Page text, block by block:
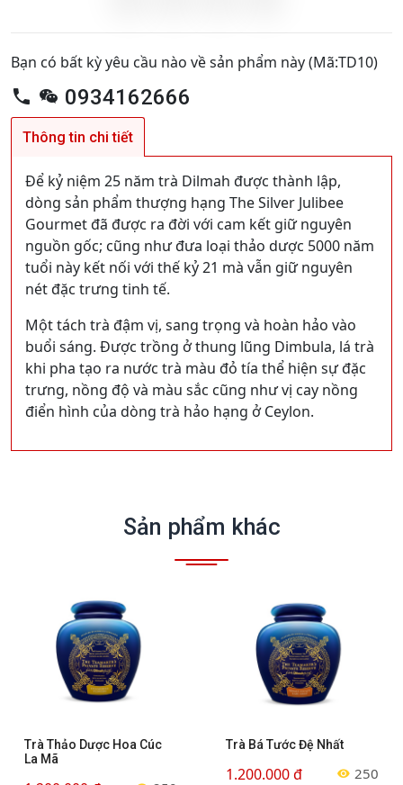
Bạn có bất kỳ yêu cầu nào về sản phẩm này (Mã:TD10)
0934162666
Thông tin chi tiết
Để kỷ niệm 25 năm trà Dilmah được thành lập,
dòng sản phẩm thượng hạng The Silver Julibee
Gourmet đã được ra đời với cam kết giữ nguyên
nguồn gốc; cũng như đưa loại thảo dược 5000 năm
tuổi này kết nối với thế kỷ 21 mà vẫn giữ nguyên
nét đặc trưng tinh tế.
Một tách trà đậm vị, sang trọng và hoàn hảo vào
buổi sáng. Được trồng ở thung lũng Dimbula, lá trà
khi pha tạo ra nước trà màu đỏ tía thể hiện sự đặc
trưng, nồng độ và màu sắc cũng như vị cay nồng
điển hình của dòng trà hảo hạng ở Ceylon.
Sản phẩm khác
Trà Thảo Dược Hoa Cúc
La Mã
Trà Bá Tước Đệ Nhất
1.200.000 đ 250